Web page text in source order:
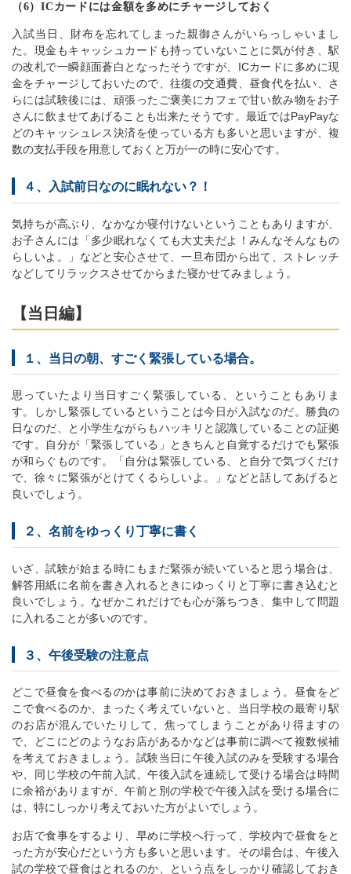
（6）ICカードには金額を多めにチャージしておく
入試当日、財布を忘れてしまった親御さんがいらっしゃいまし
た。現金もキャッシュカードも持っていないことに気が付き、駅
の改札で一瞬顔面蒼白となったそうですが、ICカードに多めに現
金をチャージしておいたので、往復の交通費、昼食代を払い、さ
らには試験後には、頑張ったご褒美にカフェで甘い飲み物をお子
さんに飲ませてあげることも出来たそうです。最近ではPayPayな
どのキャッシュレス決済を使っている方も多いと思いますが、複
数の支払手段を用意しておくと万が一の時に安心です。
４、入試前日なのに眠れない？！
気持ちが高ぶり、なかなか寝付けないということもありますが、
お子さんには「多少眠れなくても大丈夫だよ！みんなそんなもの
らしいよ。」などと安心させて、一旦布団から出て、ストレッチ
などしてリラックスさせてからまた寝かせてみましょう。
【当日編】
１、当日の朝、すごく緊張している場合。
思っていたより当日すごく緊張している、ということもありま
す。しかし緊張しているということは今日が入試なのだ。勝負の
日なのだ、と小学生ながらもハッキリと認識していることの証拠
です。自分が「緊張している」ときちんと自覚するだけでも緊張
が和らぐものです。「自分は緊張している、と自分で気づくだけ
で、徐々に緊張がとけてくるらしいよ。」などと話してあげると
良いでしょう。
２、名前をゆっくり丁寧に書く
いざ、試験が始まる時にもまだ緊張が続いていると思う場合は、
解答用紙に名前を書き入れるときにゆっくりと丁寧に書き込むと
良いでしょう。なぜかこれだけでも心が落ちつき、集中して問題
に入れることが多いのです。
３、午後受験の注意点
どこで昼食を食べるのかは事前に決めておきましょう。昼食をど
こで食べるのか、まったく考えていないと、当日学校の最寄り駅
のお店が混んでいたりして、焦ってしまうことがあり得ますの
で、どこにどのようなお店があるかなどは事前に調べて複数候補
を考えておきましょう。試験当日に午後入試のみを受験する場合
や、同じ学校の午前入試、午後入試を連続して受ける場合は時間
に余裕がありますが、午前と別の学校で午後入試を受ける場合に
は、特にしっかり考えておいた方がよいでしょう。
お店で食事をするより、早めに学校へ行って、学校内で昼食をと
った方が安心だという方も多いと思います。その場合は、午後入
試の学校で昼食はとれるのか、という点をしっかり確認しておき